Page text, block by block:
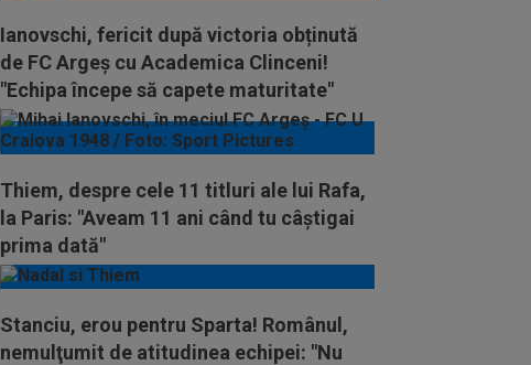
Ianovschi, fericit după victoria obținută
de FC Argeș cu Academica Clinceni!
"Echipa începe să capete maturitate"
Thiem, despre cele 11 titluri ale lui Rafa,
la Paris: "Aveam 11 ani când tu câștigai
prima dată"
Stanciu, erou pentru Sparta! Românul,
nemulţumit de atitudinea echipei: "Nu